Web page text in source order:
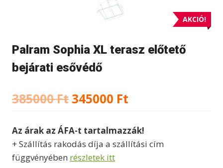
AKCIÓ!
Palram Sophia XL terasz előtető
bejárati esővédő
385000Ft Original
was:
385000 Ft.
345000 Ft
is:
Az árak az ÁFA-t tartalmazzák!
+ Szállítás rakodás díja a szállítási cím
függvényében részletek itt